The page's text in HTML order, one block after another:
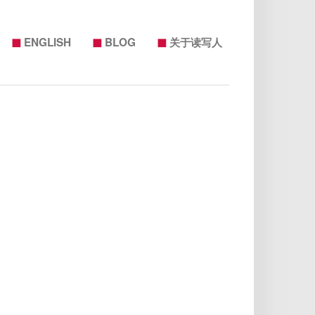
◼ ENGLISH ◼ BLOG ◼ 关于读写人